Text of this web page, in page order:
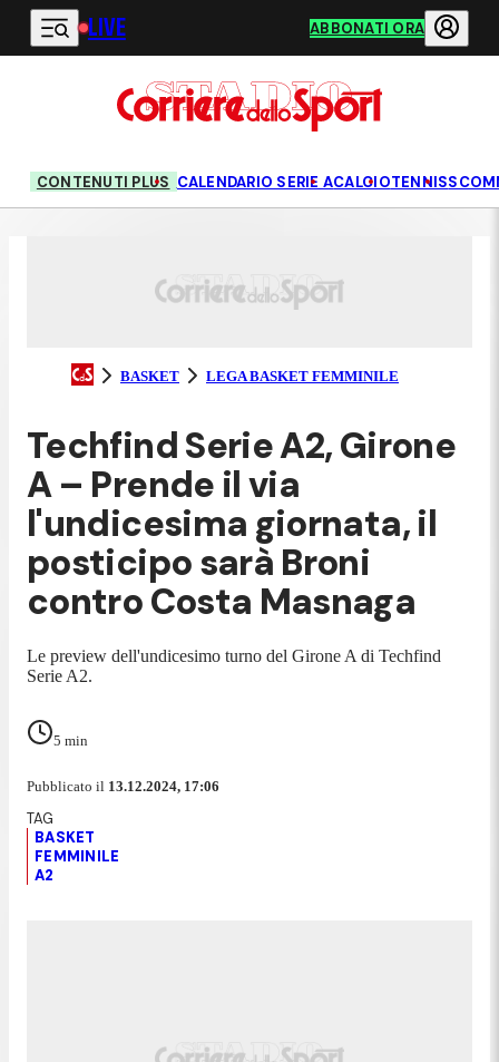
Vai al contenuto principale
LIVE ABBONATI ORA
CONTENUTI PLUS CALENDARIO SERIE ACALCIOTENNIS
BASKET LEGA BASKET FEMMINILE
Techfind Serie A2, Girone
A – Prende il via
l'undicesima giornata, il
posticipo sarà Broni
contro Costa Masnaga
Le preview dell'undicesimo turno del Girone A di Techfind
Serie A2.
5 min
Pubblicato il 13.12.2024, 17:06
BASKET
FEMMINILE
A2